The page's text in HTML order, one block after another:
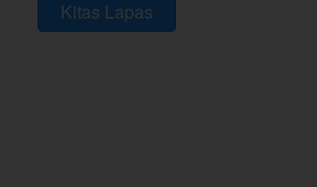
Kitas Lapas